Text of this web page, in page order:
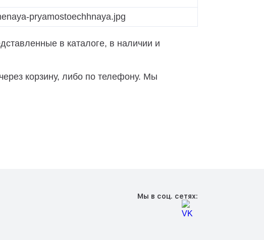
в каталоге, в наличии и
корзину, либо по телефону. Мы
Мы в соц. сетях: